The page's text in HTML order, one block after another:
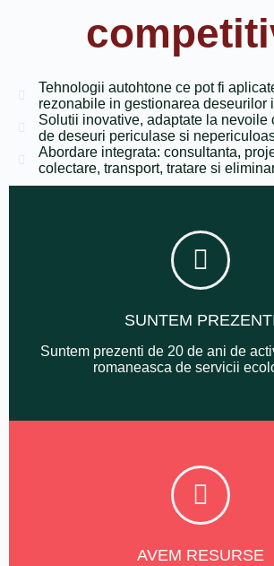
Tehnologii autohtone ce pot fi
rezonabile in gestionarea deseurilor
Solutii inovative, adaptate la nevoile
de deseuri periculase si
Abordare integrata: consultanta,
colectare, transport, tratare si
SUNTEM
Suntem prezenti de 20 de ani de
romaneasca de servicii
AVEM RESURSE